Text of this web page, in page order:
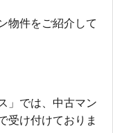
物件をご紹介して
」では、中古マン
受け付けておりま